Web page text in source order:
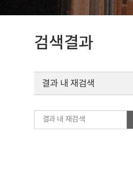
검색결과
결과 내 재검색